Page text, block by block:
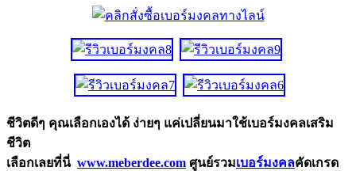
ชีวิตดีๆ คุณเลือกเองได้ ง่ายๆ แค่เปลี่ยนมาใช้เบอร์มงคลเสริม
ชีวิต
เลือกเลยที่นี่ www.meberdee.com ศูนย์รวมเบอร์มงคลคัดเกรด